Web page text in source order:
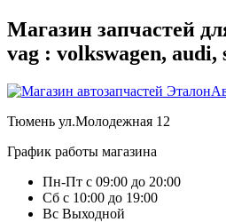
Магазин запчастей
vag : volkswagen, audi,
Тюмень ул.Молодежная 12
График работы магазина
Пн-Пт с 09:00 до 20:00
Сб с 10:00 до 19:00
Вс Выходной